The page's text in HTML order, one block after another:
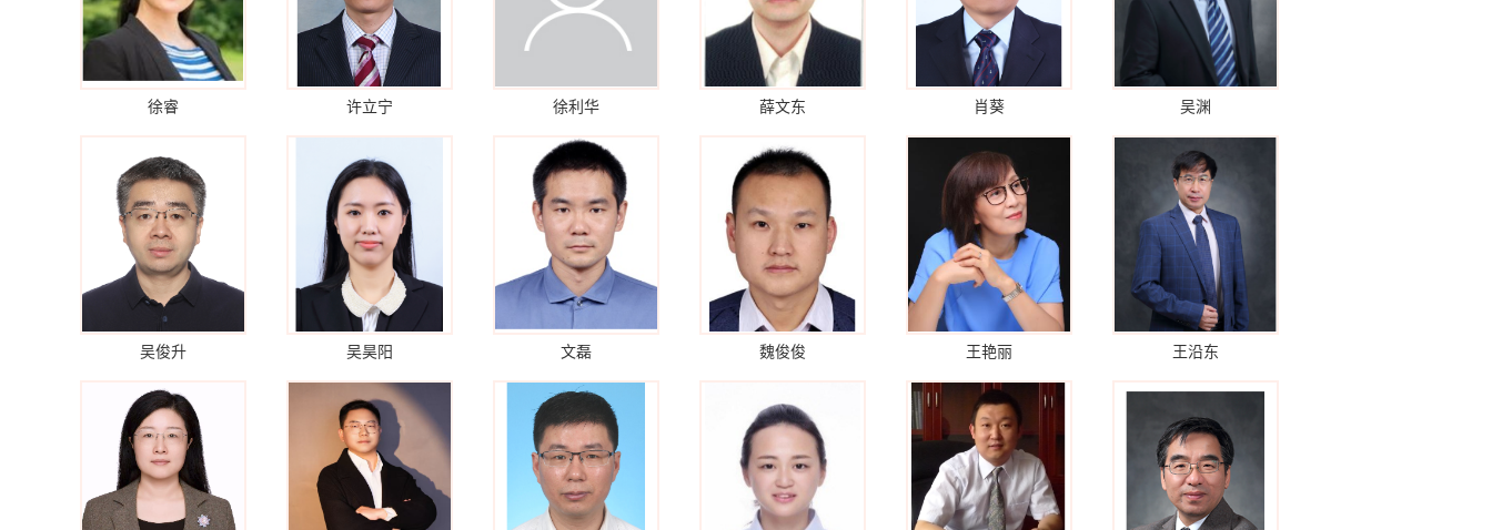
徐睿 许立宁 徐利华 薛文东 肖葵 吴渊
吴俊升 吴昊阳 文磊 魏俊俊 王艳丽 王沿东